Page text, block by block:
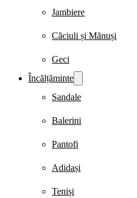
Jambiere
Căciuli și Mănuși
Geci
Încălțăminte
Sandale
Balerini
Pantofi
Adidași
Teniși